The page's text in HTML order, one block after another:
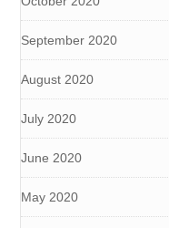
September 2020
August 2020
July 2020
June 2020
May 2020